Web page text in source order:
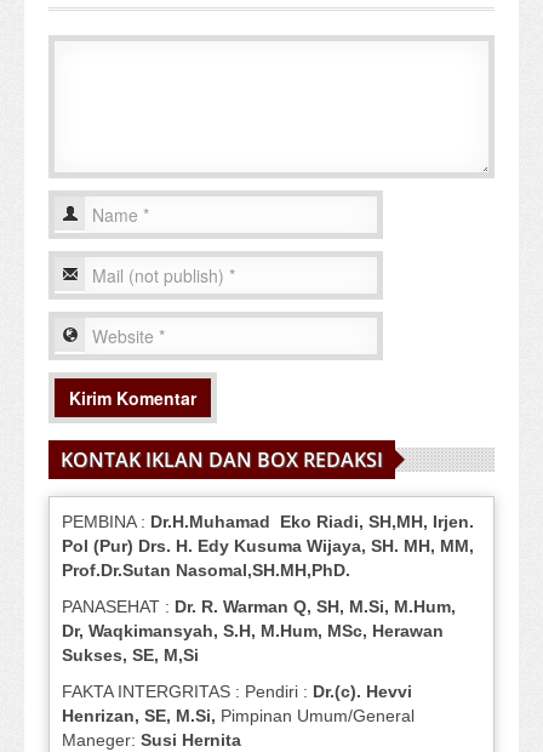
KONTAK IKLAN DAN BOX REDAKSI
PEMBINA : Dr.H.Muhamad Eko Riadi, SH,MH, Irjen.
Pol (Pur) Drs. H. Edy Kusuma Wijaya, SH. MH, MM,
Prof.Dr.Sutan Nasomal,SH.MH,PhD.
PANASEHAT : Dr. R. Warman Q, SH, M.Si, M.Hum,
Dr, Waqkimansyah, S.H, M.Hum, MSc, Herawan
Sukses, SE, M,Si
FAKTA INTERGRITAS : Pendiri : Dr.(c). Hevvi
Henrizan, SE, M.Si, Pimpinan Umum/General
Maneger: Susi Hernita